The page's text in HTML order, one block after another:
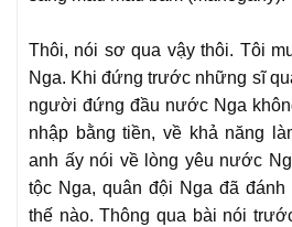
Thôi, nói sơ qua vậy thôi. Tôi
Nga. Khi đứng trước những sĩ
người đứng đầu nước Nga
nhập bằng tiền, về khả năng
anh ấy nói về lòng yêu nước
tộc Nga, quân đội Nga đã
thế nào. Thông qua bài nói